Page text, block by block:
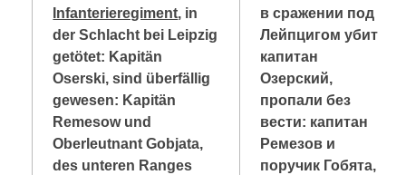
Infanterieregiment, in
der Schlacht bei Leipzig
getötet: Kapitän
Oserski, sind überfällig
gewesen: Kapitän
Remesow und
Oberleutnant Gobjata,
des unteren Ranges
в сражении под
Лейпцигом убит
капитан
Озерский,
пропали без
вести: капитан
Ремезов и
поручик Гобята,